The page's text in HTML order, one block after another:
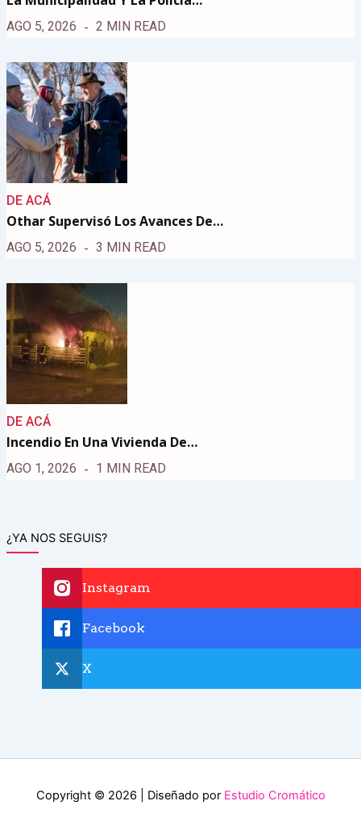
AGO 5, 2026 2 MIN READ
DE ACÁ
Othar Supervisó Los Avances De…
AGO 5, 2026 3 MIN READ
DE ACÁ
Incendio En Una Vivienda De…
AGO 1, 2026 1 MIN READ
¿YA NOS SEGUIS?
Instagram
Facebook
X
Copyright © 2026 | Diseñado por Estudio Cromático